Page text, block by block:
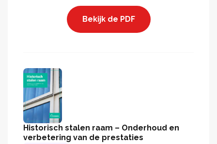
Bekijk de PDF
Historisch stalen raam – Onderhoud en
verbetering van de prestaties